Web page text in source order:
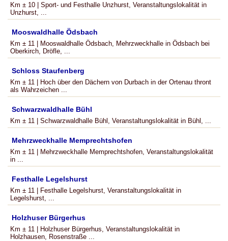
Km ± 10 | Sport- und Festhalle Unzhurst, Veranstaltungslokalität in
Unzhurst, ...
Mooswaldhalle Ödsbach
Km ± 11 | Mooswaldhalle Ödsbach, Mehrzweckhalle in Ödsbach bei
Oberkirch, Dröfle, ...
Schloss Staufenberg
Km ± 11 | Hoch über den Dächern von Durbach in der Ortenau thront
als Wahrzeichen ...
Schwarzwaldhalle Bühl
Km ± 11 | Schwarzwaldhalle Bühl, Veranstaltungslokalität in Bühl, ...
Mehrzweckhalle Memprechtshofen
Km ± 11 | Mehrzweckhalle Memprechtshofen, Veranstaltungslokalität
in ...
Festhalle Legelshurst
Km ± 11 | Festhalle Legelshurst, Veranstaltungslokalität in
Legelshurst, ...
Holzhuser Bürgerhus
Km ± 11 | Holzhuser Bürgerhus, Veranstaltungslokalität in
Holzhausen, Rosenstraße ...